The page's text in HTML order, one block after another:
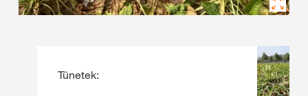
Tünetek: